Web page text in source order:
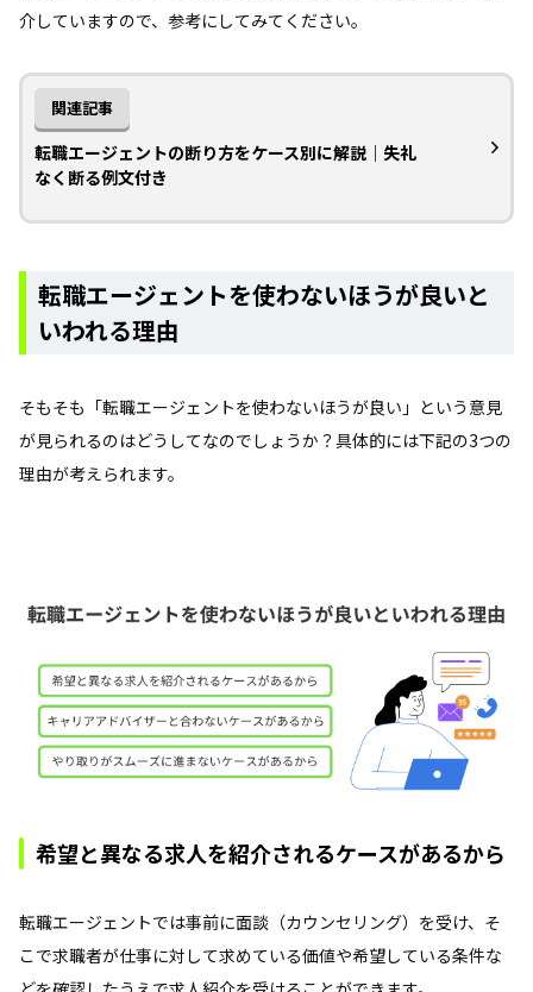
介していますので、参考にしてみてください。
関連記事
転職エージェントの断り方をケース別に解説｜失礼
なく断る例文付き
転職エージェントを使わないほうが良いと
いわれる理由
そもそも「転職エージェントを使わないほうが良い」という意見
が見られるのはどうしてなのでしょうか？具体的には下記の3つの
理由が考えられます。
希望と異なる求人を紹介されるケースがあるから
転職エージェントでは事前に面談（カウンセリング）を受け、そ
こで求職者が仕事に対して求めている価値や希望している条件な